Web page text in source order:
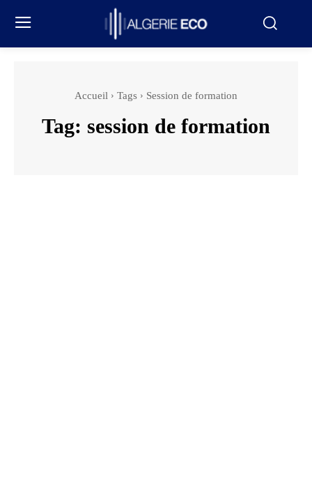
Accueil Tags Session de formation
Tag: session de formation